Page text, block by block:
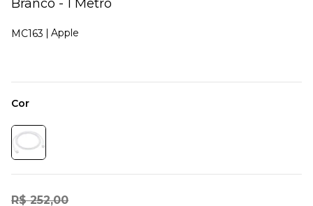
Branco - 1 Metro
MC163 Apple
R$ 252,00
Cor